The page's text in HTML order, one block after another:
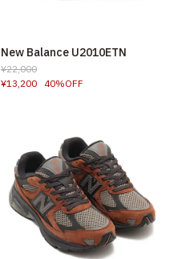
New Balance U2010ETN
¥22,000
¥13,200 40%OFF